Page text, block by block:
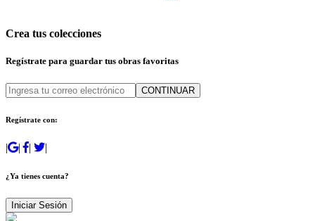
Crea tus colecciones
Regístrate para guardar tus obras favoritas
CONTINUAR
Regístrate con:
| | | |
¿Ya tienes cuenta?
Iniciar Sesión